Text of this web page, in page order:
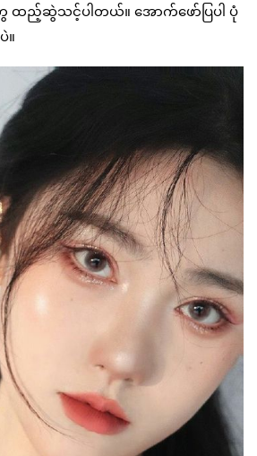
ထည့်ဆွဲသင့်ပါတယ်။ အောက်ဖော်ပြပါ ပုံ
။